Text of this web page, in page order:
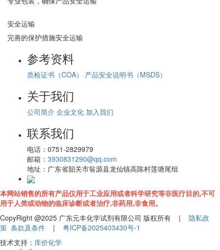
安全运输
完善的保护措施安全运输
参考资料
质检证书（COA） 产品安全说明书（MSDS）
关于我们
公司简介 企业文化 加入我们
联系我们
电话： 0751-2829979
邮箱： 3930831290@qq.com
地址： 广东省韶关市翁源县龙仙镇高陈村莲塘尾组
本网站销售的所有产品仅用于工业应用或者科学研究等非医疗目的,不可
用于人类或动物的临床诊断或者治疗,非药用,非食用。
CopyRight @2025 广东元丰化学试剂有限公司 版权所有 | 隐私政
策 条款及条件 | 粤ICP备2025403430号-1
技术支持： 库价化学